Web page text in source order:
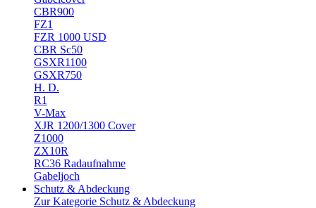
CBR900
FZ1
FZR 1000 USD
CBR Sc50
GSXR1100
GSXR750
H. D.
R1
V-Max
XJR 1200/1300 Cover
Z1000
ZX10R
RC36 Radaufnahme
Gabeljoch
Schutz & Abdeckung
Zur Kategorie Schutz & Abdeckung